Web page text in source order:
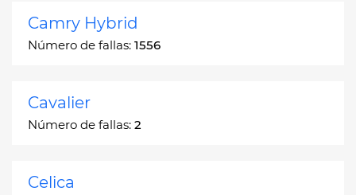
Camry Hybrid
Número de fallas: 1556
Cavalier
Número de fallas: 2
Celica